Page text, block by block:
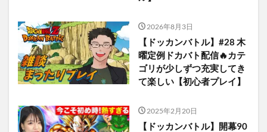
2026年8月3日
【ドッカンバトル】#28 木
曜定例ドカバト配信🔥カテ
ゴリが少しずつ充実してき
て楽しい【初心者プレイ】
2025年2月20日
【ドッカンバトル】開幕90